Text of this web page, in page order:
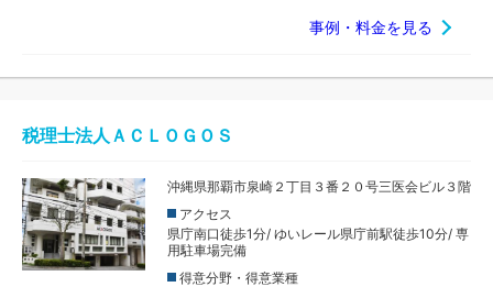
事例・料金を見る
税理士法人ＡＣＬＯＧＯＳ
沖縄県那覇市泉崎２丁目３番２０号三医会ビル３階
アクセス
県庁南口徒歩1分/ ゆいレール県庁前駅徒歩10分/ 専
用駐車場完備
得意分野・得意業種